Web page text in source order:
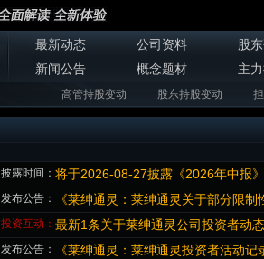
最新动态 公司资料
股
新闻公告
概念题材 主
高管持股变动 股东持股变动
披露时间： 将于2026-08-27披露《2026年中报》
发布公告： 《莱绅通灵：莱绅通灵关于部分限
投资互动： 最新1条关于莱绅通灵公司投资者动
发布公告： 《莱绅通灵：莱绅通灵投资者活动